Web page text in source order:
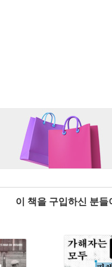
이 책을 구입하신 분